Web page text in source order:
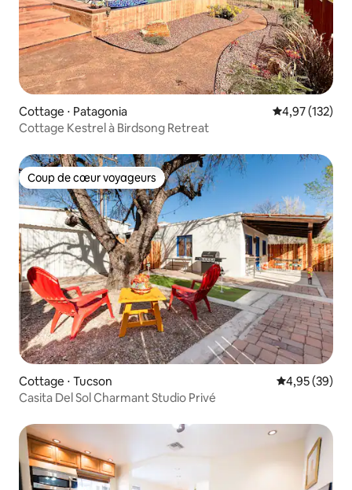
Cottage ⋅ Patagonia Évaluation
4,97 (132)
Cottage Kestrel à Birdsong Retreat
Coup de cœur voyageurs
Coup de cœur voyageurs
Cottage ⋅ Tucson Évaluation
4,95 (39)
Casita Del Sol Charmant Studio Privé